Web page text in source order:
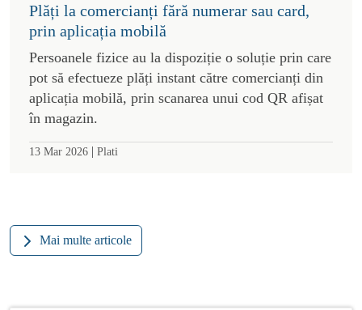
Plăți la comercianți fără numerar sau card,
prin aplicația mobilă
Persoanele fizice au la dispoziție o soluție prin care
pot să efectueze plăți instant către comercianți din
aplicația mobilă, prin scanarea unui cod QR afișat
în magazin.
13 Mar 2026 | Plati
Mai multe articole